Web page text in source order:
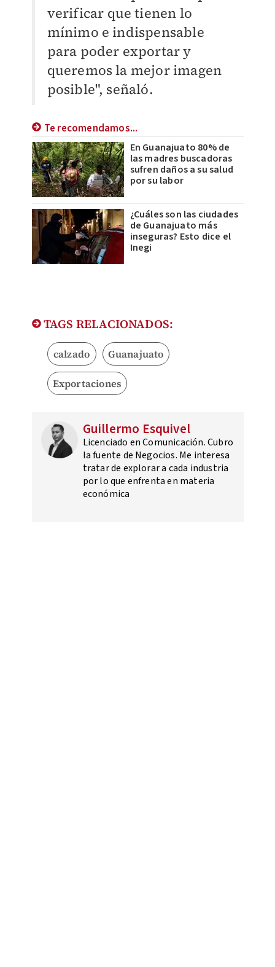
verificar que tienen lo
mínimo e indispensable
para poder exportar y
queremos la mejor imagen
posible", señaló.
Te recomendamos...
En Guanajuato 80% de
las madres buscadoras
sufren daños a su salud
por su labor
¿Cuáles son las ciudades
de Guanajuato más
inseguras? Esto dice el
Inegi
TAGS RELACIONADOS:
calzado Guanajuato
Exportaciones
Guillermo Esquivel
Licenciado en Comunicación. Cubro
la fuente de Negocios. Me interesa
tratar de explorar a cada industria
por lo que enfrenta en materia
económica